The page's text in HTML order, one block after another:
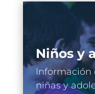
Niños y
Información
niñas y